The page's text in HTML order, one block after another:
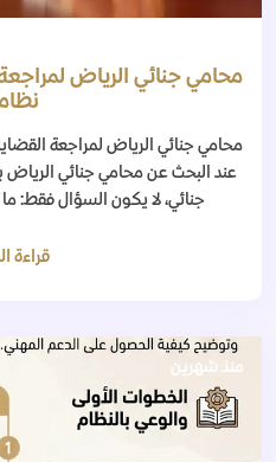
محامي جنائي الرياض لمراجعة
عند البحث عن محامي جنائي الرياض
جنائي، لا يكون السؤال فقط: ما
قراءة
منذ شهرين